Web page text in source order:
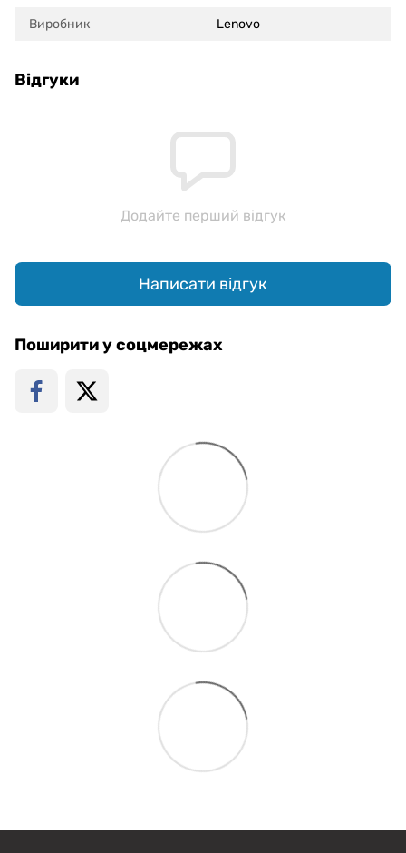
Виробник Lenovo
Відгуки
Додайте перший відгук
Написати відгук
Поширити у соцмережах